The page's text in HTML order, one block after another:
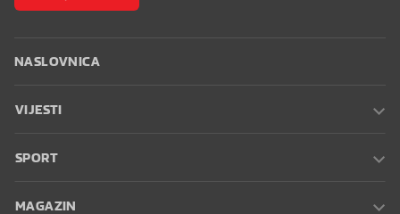
NASLOVNICA
VIJESTI
SPORT
MAGAZIN